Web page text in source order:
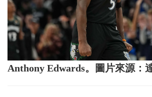
Anthony Edwards。圖片來源：